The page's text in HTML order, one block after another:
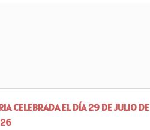
CELEBRADA EL DÍA 29 DE JULIO DE